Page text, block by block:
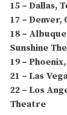
15 – Dallas,
17 –
18 –
Sunshine
19 –
21 – Las
22 – Los
Theatre